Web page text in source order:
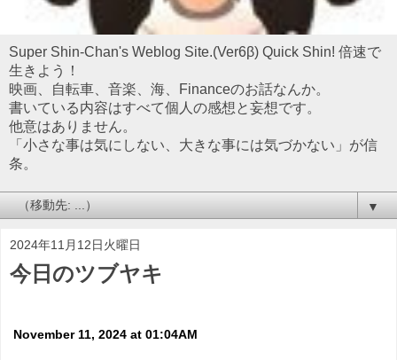
Super Shin-Chan's Weblog Site.(Ver6β) Quick Shin! 倍速で
生きよう！
映画、自転車、音楽、海、Financeのお話なんか。
書いている内容はすべて個人の感想と妄想です。
他意はありません。
「小さな事は気にしない、大きな事には気づかない」が信
条。
▼
2024年11月12日火曜日
今日のツブヤキ
November 11, 2024 at 01:04AM